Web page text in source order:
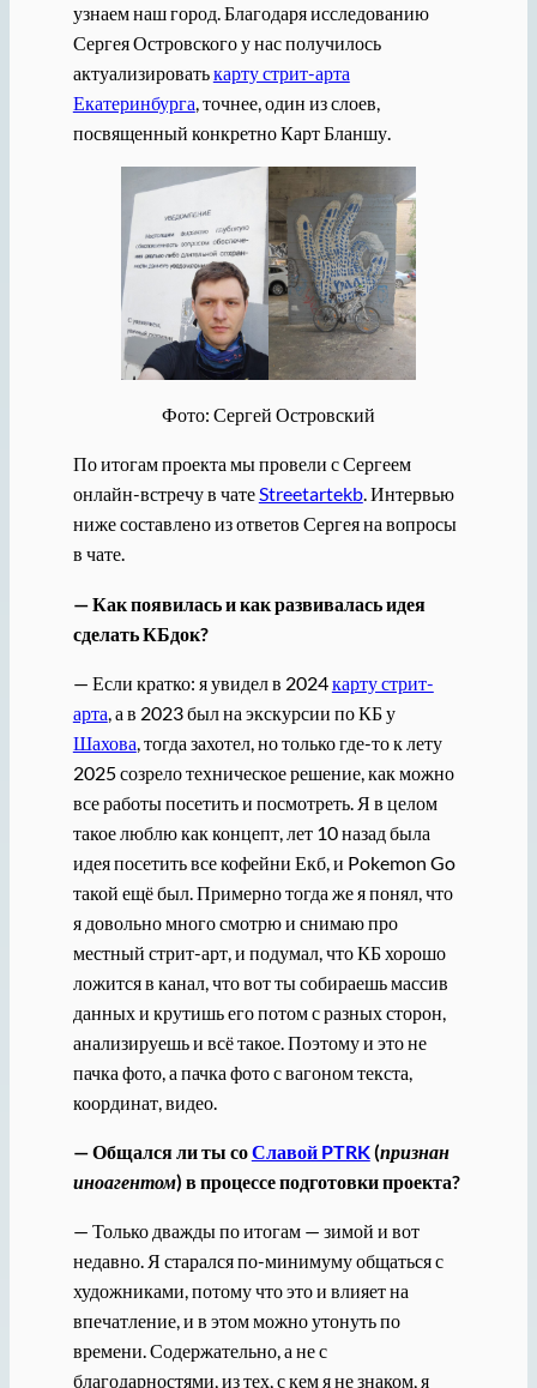
узнаем наш город. Благодаря исследованию
Сергея Островского у нас получилось
актуализироватькарту стрит-арта
Екатеринбурга, точнее, один из слоев,
посвященный конкретно Карт Бланшу.
Фото: Сергей Островский
По итогам проекта мы провели с Сергеем
онлайн-встречу в чатеStreetartekb. Интервью
ниже составлено из ответов Сергея на вопросы
в чате.
— Как появилась и как развивалась идея
сделать КБдок?
— Если кратко: я увидел в 2024карту стрит-
арта , а в 2023 был на экскурсии по КБ у
Шахова , тогда захотел, но только где-то к лету
2025 созрело техническое решение, как можно
все работы посетить и посмотреть. Я в целом
такое люблю как концепт, лет 10 назад была
идея посетить все кофейни Екб, и Pokemon Go
такой ещё был. Примерно тогда же я понял, что
я довольно много смотрю и снимаю про
местный стрит-арт, и подумал, что КБ хорошо
ложится в канал, что вот ты собираешь массив
данных и крутишь его потом с разных сторон,
анализируешь и всё такое. Поэтому и это не
пачка фото, а пачка фото с вагоном текста,
координат, видео.
— Общался ли ты соСлавой PTRK(признан
иноагентом) в процессе подготовки проекта?
— Только дважды по итогам — зимой и вот
недавно. Я старался по-минимуму общаться с
художниками, потому что это и влияет на
впечатление, и в этом можно утонуть по
времени. Содержательно, а не с
благодарностями, из тех, с кем я не знаком, я